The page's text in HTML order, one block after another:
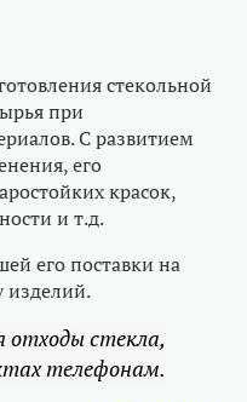
стекольной
при
С развитием
его
красок,
и т.д.
его поставки на
изделий.
отходы стекла,
телефонам.